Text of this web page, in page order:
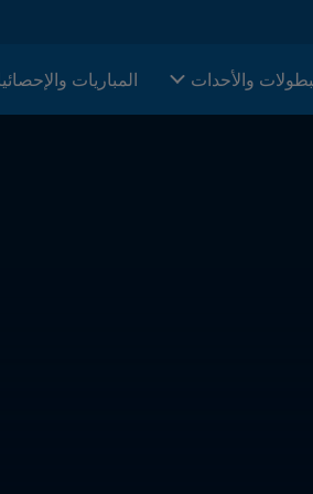
والأحدات المباريات